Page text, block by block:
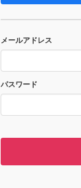
メールアドレス
パスワード